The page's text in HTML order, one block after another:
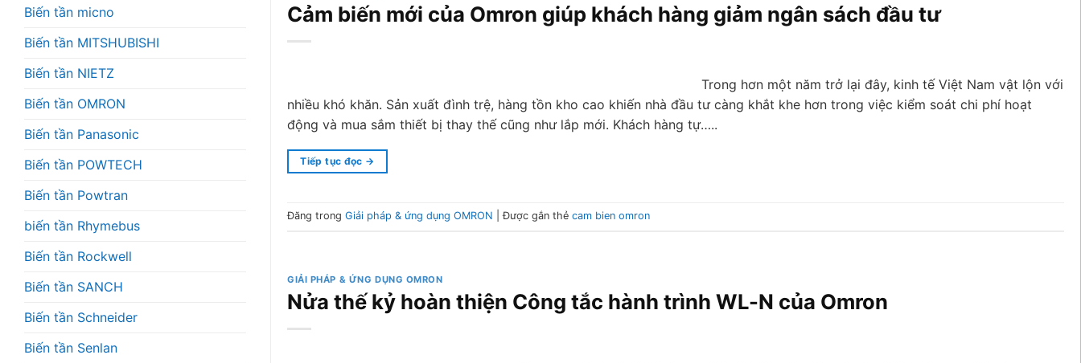
Biến tần micno
Biến tần MITSHUBISHI
Biến tần NIETZ
Biến tần OMRON
Biến tần Panasonic
Biến tần POWTECH
Biến tần Powtran
biến tần Rhymebus
Biến tần Rockwell
Biến tần SANCH
Biến tần Schneider
Biến tần Senlan
Cảm biến mới của Omron giúp khách hàng giảm ngân sách đầu tư
Trong hơn một năm trở lại đây, kinh tế Việt Nam vật lộn với
nhiều khó khăn. Sản xuất đình trệ, hàng tồn kho cao khiến nhà đầu tư càng khắt khe hơn trong việc kiểm soát chi phí hoạt
động và mua sắm thiết bị thay thế cũng như lắp mới. Khách hàng tự…..
Tiếp tục đọc →
Đăng trong Giải pháp & ứng dụng OMRON |Được gắn thẻ cam bien omron
GIẢI PHÁP & ỨNG DỤNG OMRON
Nửa thế kỷ hoàn thiện Công tắc hành trình WL-N của Omron